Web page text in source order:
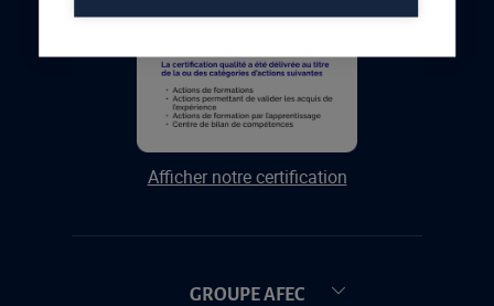
Afficher notre certification
GROUPE AFEC